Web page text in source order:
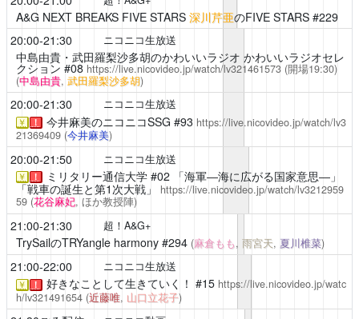
A&G NEXT BREAKS FIVE STARS 深川芹亜のFIVE STARS #229
20:00-21:30
ニコニコ生放送
中島由貴・武田羅梨沙多胡のかわいいラジオ かわいいラジオセレ
クション #08https://live.nicovideo.jp/watch/lv321461573(開場19:30)
(中島由貴, 武田羅梨沙多胡)
20:00-21:30 ニコニコ生放送
￥ ！ 今井麻美のニコニコSSG #93 https://live.nicovideo.jp/watch/lv3
21369409 (今井麻美)
20:00-21:50 ニコニコ生放送
￥ ！ ミリタリー通信大学#02 「海軍―海に広がる国家意思―」
「戦車の誕生と第1次大戦」
https://live.nicovideo.jp/watch/lv3212959
59 (花谷麻妃, ほか教授陣)
21:00-21:30 超！A&G+
TrySailのTRYangle harmony#294 (麻倉もも, 雨宮天, 夏川椎菜)
21:00-22:00 ニコニコ生放送
￥ ！ 好きなことして生きていく！ #15 https://live.nicovideo.jp/watc
h/lv321491654 (近藤唯, 山口立花子)